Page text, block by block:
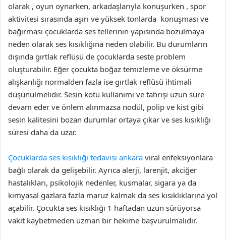
olarak , oyun oynarken, arkadaşlarıyla konuşurken , spor
aktivitesi sırasında aşırı ve yüksek tonlarda konuşması ve
bağırması çocuklarda ses tellerinin yapısında bozulmaya
neden olarak ses kısıklığına neden olabilir. Bu durumların
dışında gırtlak reflüsü de çocuklarda seste problem
oluşturabilir. Eğer çocukta boğaz temizleme ve öksürme
alışkanlığı normalden fazla ise gırtlak reflüsü ihtimali
düşünülmelidir. Sesin kötü kullanımı ve tahrişi uzun süre
devam eder ve önlem alınmazsa nodül, polip ve kist gibi
sesin kalitesini bozan durumlar ortaya çıkar ve ses kısıklığı
süresi daha da uzar.
Çocuklarda ses kısıklığı tedavisi ankara viral enfeksiyonlara
bağlı olarak da gelişebilir. Ayrıca alerji, larenjit, akciğer
hastalıkları, psikolojik nedenler, kusmalar, sigara ya da
kimyasal gazlara fazla maruz kalmak da ses kısıklıklarına yol
açabilir. Çocukta ses kısıklığı 1 haftadan uzun sürüyorsa
vakit kaybetmeden uzman bir hekime başvurulmalıdır.